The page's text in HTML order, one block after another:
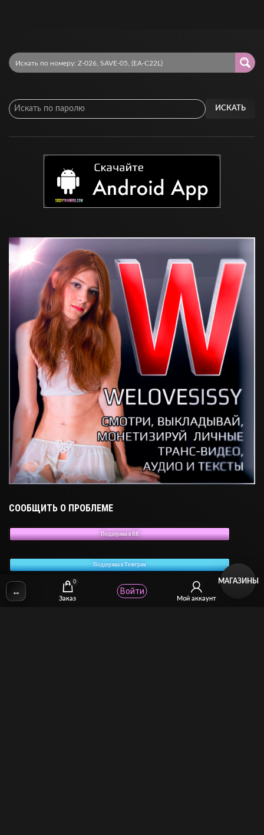
ИСКАТЬ
СООБЩИТЬ О ПРОБЛЕМЕ
Поддержка в ВК
Поддержка в Телеграм
✉Email: stcomhelp@gmail.com
↔
0
Заказ Мой аккаунт
Войти
МАГАЗИНЫ